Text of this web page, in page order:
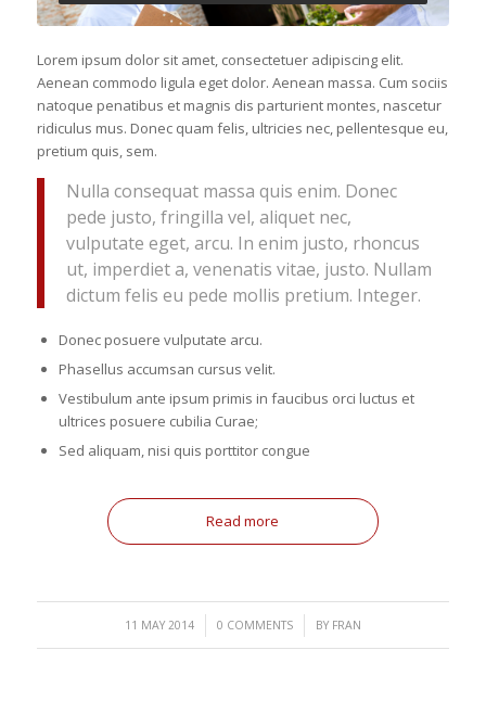
Lorem ipsum dolor sit amet, consectetuer adipiscing elit.
Aenean commodo ligula eget dolor. Aenean massa. Cum sociis
natoque penatibus et magnis dis parturient montes, nascetur
ridiculus mus. Donec quam felis, ultricies nec, pellentesque eu,
pretium quis, sem.
Nulla consequat massa quis enim. Donec
pede justo, fringilla vel, aliquet nec,
vulputate eget, arcu. In enim justo, rhoncus
ut, imperdiet a, venenatis vitae, justo. Nullam
dictum felis eu pede mollis pretium. Integer.
Donec posuere vulputate arcu.
Phasellus accumsan cursus velit.
Vestibulum ante ipsum primis in faucibus orci luctus et
ultrices posuere cubilia Curae;
Sed aliquam, nisi quis porttitor congue
Read more
11 MAY 2014
/ 0 COMMENTS
/ BY FRAN